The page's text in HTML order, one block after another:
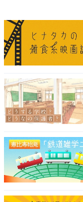
こちらもおすすめ
【
ラン
は1